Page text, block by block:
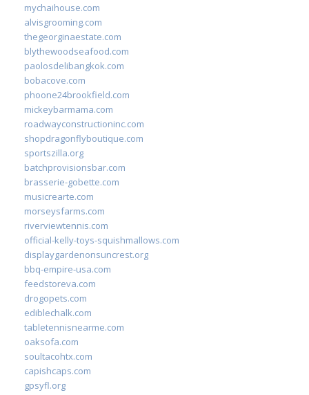
mychaihouse.com
alvisgrooming.com
thegeorginaestate.com
blythewoodseafood.com
paolosdelibangkok.com
bobacove.com
phoone24brookfield.com
mickeybarmama.com
roadwayconstructioninc.com
shopdragonflyboutique.com
sportszilla.org
batchprovisionsbar.com
brasserie-gobette.com
musicrearte.com
morseysfarms.com
riverviewtennis.com
official-kelly-toys-squishmallows.com
displaygardenonsuncrest.org
bbq-empire-usa.com
feedstoreva.com
drogopets.com
ediblechalk.com
tabletennisnearme.com
oaksofa.com
soultacohtx.com
capishcaps.com
gpsyfl.org